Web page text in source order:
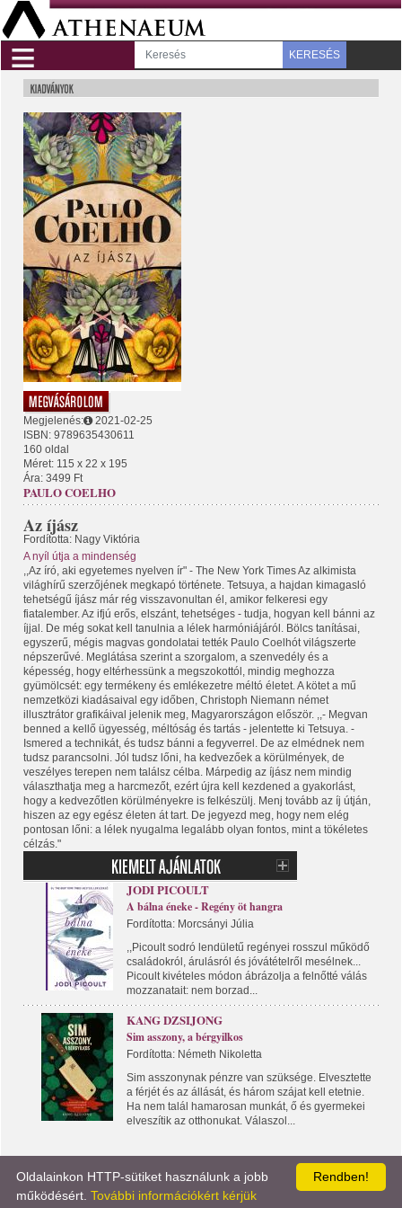
≡ KERESÉS
Megjelenés:
2021-02-25
ISBN: 9789635430611
160 oldal
Méret: 115 x 22 x 195
Ára: 3499 Ft
PAULO COELHO
Az íjász
Fordította: Nagy Viktória
A nyíl útja a mindenség
,,Az író, aki egyetemes nyelven ír" - The New York Times Az alkimista
világhírű szerzőjének megkapó története. Tetsuya, a hajdan kimagasló
tehetségű íjász már rég visszavonultan él, amikor felkeresi egy
fiatalember. Az ifjú erős, elszánt, tehetséges - tudja, hogyan kell bánni az
íjjal. De még sokat kell tanulnia a lélek harmóniájáról. Bölcs tanításai,
egyszerű, mégis magvas gondolatai tették Paulo Coelhót világszerte
népszerűvé. Meglátása szerint a szorgalom, a szenvedély és a
képesség, hogy eltérhessünk a megszokottól, mindig meghozza
gyümölcsét: egy termékeny és emlékezetre méltó életet. A kötet a mű
nemzetközi kiadásaival egy időben, Christoph Niemann német
illusztrátor grafikáival jelenik meg, Magyarországon először. ,,- Megvan
benned a kellő ügyesség, méltóság és tartás - jelentette ki Tetsuya. -
Ismered a technikát, és tudsz bánni a fegyverrel. De az elmédnek nem
tudsz parancsolni. Jól tudsz lőni, ha kedvezőek a körülmények, de
veszélyes terepen nem találsz célba. Márpedig az íjász nem mindig
választhatja meg a harcmezőt, ezért újra kell kezdened a gyakorlást,
hogy a kedvezőtlen körülményekre is felkészülj. Menj tovább az íj útján,
hiszen az egy egész életen át tart. De jegyezd meg, hogy nem elég
pontosan lőni: a lélek nyugalma legalább olyan fontos, mint a tökéletes
célzás."
JODI PICOULT
A bálna éneke - Regény öt hangra
Fordította: Morcsányi Júlia
,,Picoult sodró lendületű regényei rosszul működő
családokról, árulásról és jóvátételről mesélnek...
Picoult kivételes módon ábrázolja a felnőtté válás
mozzanatait: nem borzad...
KANG DZSIJONG
Sim asszony, a bérgyilkos
Fordította: Németh Nikoletta
Sim asszonynak pénzre van szüksége. Elvesztette
a férjét és az állását, és három szájat kell etetnie.
Ha nem talál hamarosan munkát, ő és gyermekei
elveszítik az otthonukat. Válaszol...
KÖNYVPORTÁL LÍRA KÖNYV KAPCSOLAT
Rendben!
Oldalainkon HTTP-sütiket használunk a jobb
működésért. További információkért kérjük